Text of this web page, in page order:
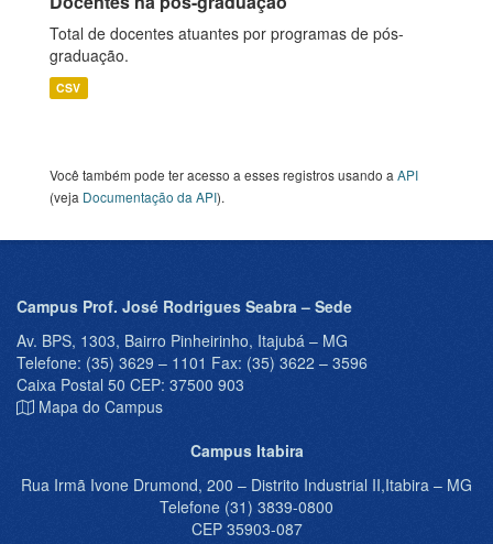
Total de docentes atuantes por programas de pós-
graduação.
CSV
Você também pode ter acesso a esses registros usando a API
(veja Documentação da API).
Campus Prof. José Rodrigues Seabra – Sede
Av. BPS, 1303, Bairro Pinheirinho, Itajubá – MG
Telefone: (35) 3629 – 1101 Fax: (35) 3622 – 3596
Caixa Postal 50 CEP: 37500 903
Mapa do Campus
Campus Itabira
Rua Irmã Ivone Drumond, 200 – Distrito Industrial II,Itabira – MG
Telefone (31) 3839-0800
CEP 35903-087